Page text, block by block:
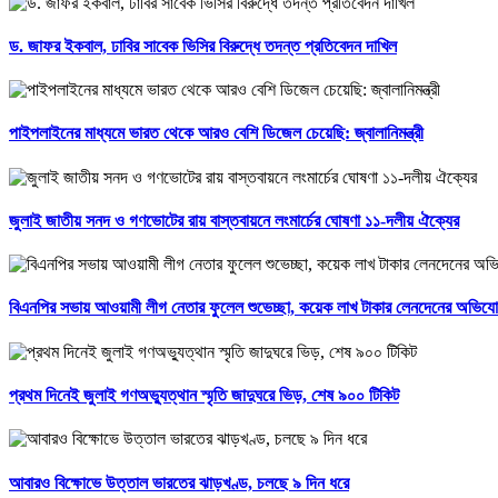
ড. জাফর ইকবাল, ঢাবির সাবেক ভিসির বিরুদ্ধে তদন্ত প্রতিবেদন দাখিল
পাইপলাইনের মাধ্যমে ভারত থেকে আরও বেশি ডিজেল চেয়েছি: জ্বালানিমন্ত্রী
জুলাই জাতীয় সনদ ও গণভোটের রায় বাস্তবায়নে লংমার্চের ঘোষণা ১১-দলীয় ঐক্যের
বিএনপির সভায় আওয়ামী লীগ নেতার ফুলেল শুভেচ্ছা, কয়েক লাখ টাকার লেনদেনের
প্রথম দিনেই জুলাই গণঅভ্যুত্থান স্মৃতি জাদুঘরে ভিড়, শেষ ৯০০ টিকিট
আবারও বিক্ষোভে উত্তাল ভারতের ঝাড়খণ্ড, চলছে ৯ দিন ধরে